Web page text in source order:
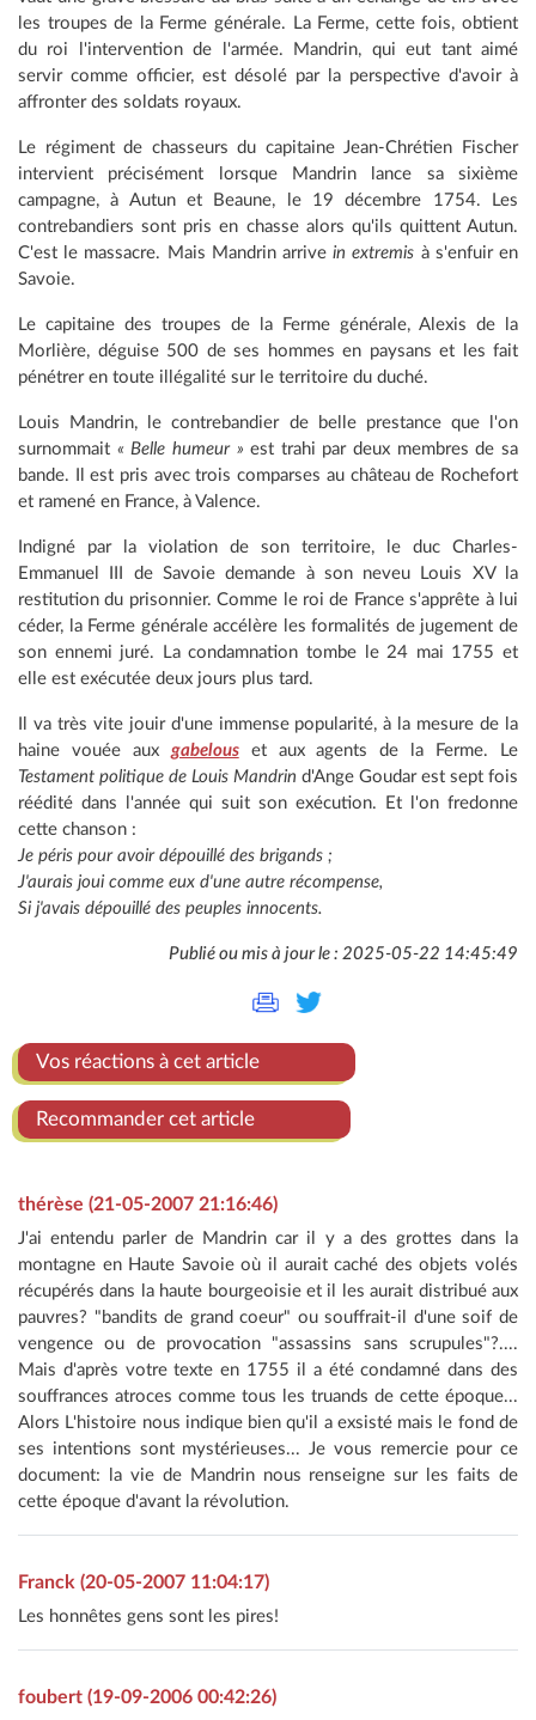
les troupes de la Ferme générale. La Ferme, cette fois, obtient
du roi l'intervention de l'armée. Mandrin, qui eut tant aimé
servir comme officier, est désolé par la perspective d'avoir à
affronter des soldats royaux.
Le régiment de chasseurs du capitaine Jean-Chrétien Fischer
intervient précisément lorsque Mandrin lance sa sixième
campagne, à Autun et Beaune, le 19 décembre 1754. Les
contrebandiers sont pris en chasse alors qu'ils quittent Autun.
C'est le massacre. Mais Mandrin arrivein extremis à s'enfuir en
Savoie.
Le capitaine des troupes de la Ferme générale, Alexis de la
Morlière, déguise 500 de ses hommes en paysans et les fait
pénétrer en toute illégalité sur le territoire du duché.
Louis Mandrin, le contrebandier de belle prestance que l'on
surnommait « Belle humeur » est trahi par deux membres de sa
bande. Il est pris avec trois comparses au château de Rochefort
et ramené en France, à Valence.
Indigné par la violation de son territoire, le duc Charles-
Emmanuel III de Savoie demande à son neveu Louis XV la
restitution du prisonnier. Comme le roi de France s'apprête à lui
céder, la Ferme générale accélère les formalités de jugement de
son ennemi juré. La condamnation tombe le 24 mai 1755 et
elle est exécutée deux jours plus tard.
Il va très vite jouir d'une immense popularité, à la mesure de la
haine vouée aux gabelouset aux agents de la Ferme. Le
Testament politique de Louis Mandrin d'Ange Goudar est sept fois
réédité dans l'année qui suit son exécution. Et l'on fredonne
cette chanson :
Je péris pour avoir dépouillé des brigands ;
J'aurais joui comme eux d'une autre récompense,
Si j'avais dépouillé des peuples innocents.
Publié ou mis à jour le : 2025-05-22 14:45:49
Vos réactions à cet article
Recommander cet article
thérèse (21-05-2007 21:16:46)
J'ai entendu parler de Mandrin car il y a des grottes dans la
montagne en Haute Savoie où il aurait caché des objets volés
récupérés dans la haute bourgeoisie et il les aurait distribué aux
pauvres? "bandits de grand coeur" ou souffrait-il d'une soif de
vengence ou de provocation "assassins sans scrupules"?....
Mais d'après votre texte en 1755 il a été condamné dans des
souffrances atroces comme tous les truands de cette époque...
Alors L'histoire nous indique bien qu'il a exsisté mais le fond de
ses intentions sont mystérieuses... Je vous remercie pour ce
document: la vie de Mandrin nous renseigne sur les faits de
cette époque d'avant la révolution.
Franck (20-05-2007 11:04:17)
Les honnêtes gens sont les pires!
foubert (19-09-2006 00:42:26)